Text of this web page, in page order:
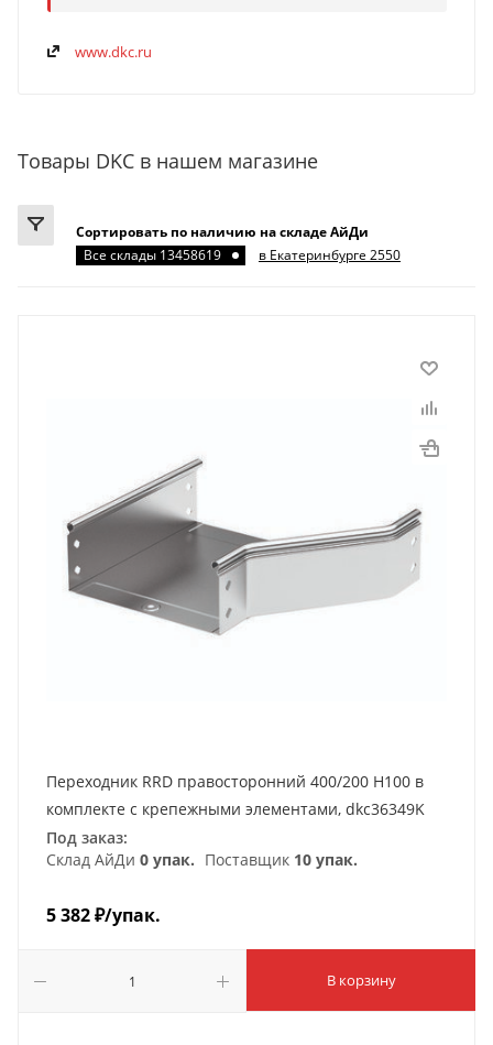
www.dkc.ru
Товары DKC в нашем магазине
Сортировать по наличию на складе АйДи
Все склады 13458619
в Екатеринбурге 2550
Переходник RRD правосторонний 400/200 H100 в
комплекте с крепежными элементами, dkc36349K
Под заказ:
Склад АйДи 0 упак. Поставщик 10 упак.
5 382₽/упак.
В корзину